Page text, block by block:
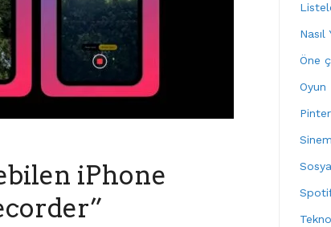
iPhone
Nasıl
Öne
Oyun